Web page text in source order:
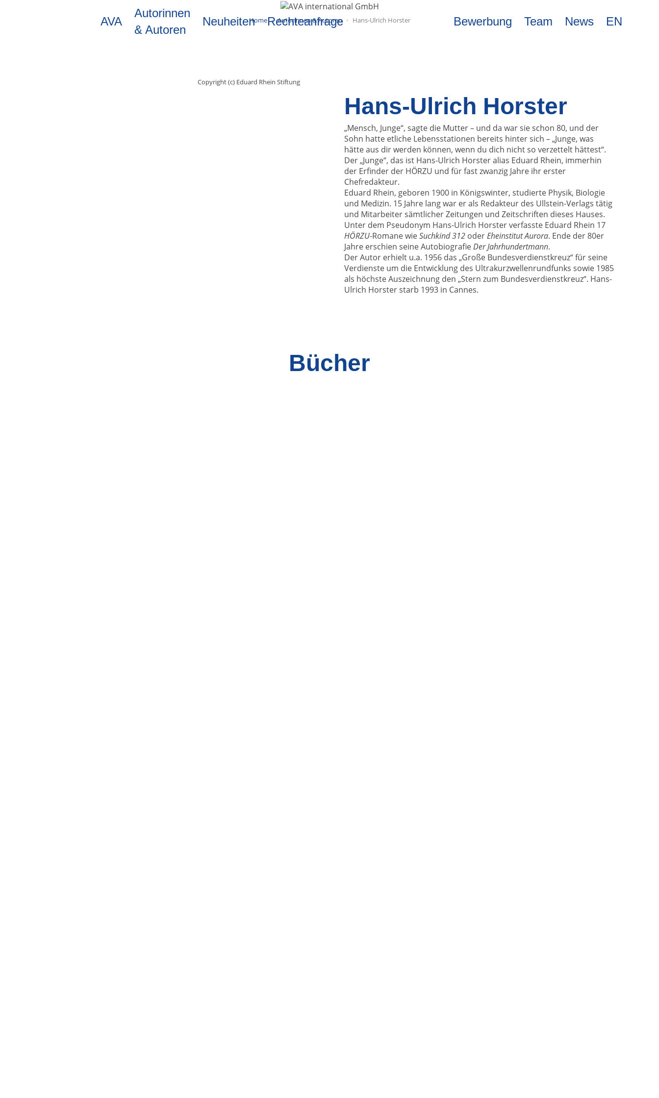
AVA
Autorinnen
& Autoren
Neuheiten Rechteanfrage Bewerbung Team News EN
Home Autorinnen & Autoren Hans-Ulrich Horster
Copyright (c) Eduard Rhein Stiftung
Hans-Ulrich Horster
„Mensch, Junge“, sagte die Mutter – und da war sie schon 80, und der
Sohn hatte etliche Lebensstationen bereits hinter sich – „Junge, was
hätte aus dir werden können, wenn du dich nicht so verzettelt hättest“.
Der „Junge“, das ist Hans-Ulrich Horster alias Eduard Rhein, immerhin
der Erfinder der HÖRZU und für fast zwanzig Jahre ihr erster
Chefredakteur.
Eduard Rhein, geboren 1900 in Königswinter, studierte Physik, Biologie
und Medizin. 15 Jahre lang war er als Redakteur des Ullstein-Verlags tätig
und Mitarbeiter sämtlicher Zeitungen und Zeitschriften dieses Hauses.
Unter dem Pseudonym Hans-Ulrich Horster verfasste Eduard Rhein 17
HÖRZU-Romane wieSuchkind 312 oderEheinstitut Aurora. Ende der 80er
Jahre erschien seine AutobiografieDer Jahrhundertmann.
Der Autor erhielt u.a. 1956 das „Große Bundesverdienstkreuz“ für seine
Verdienste um die Entwicklung des Ultrakurzwellenrundfunks sowie 1985
als höchste Auszeichnung den „Stern zum Bundesverdienstkreuz“. Hans-
Ulrich Horster starb 1993 in Cannes.
Bücher